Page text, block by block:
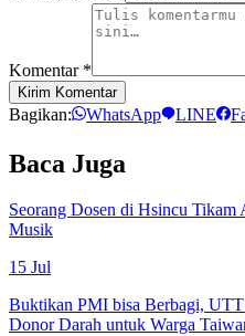
Komentar *
Kirim Komentar
Bagikan: WhatsApp LINE
Baca Juga
Seorang Dosen di Hsincu
Musik
15 Jul
Buktikan PMI bisa Berbagi,
Donor Darah untuk Warga